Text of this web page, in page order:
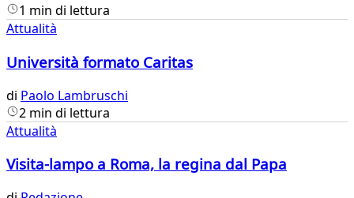
1 min di lettura
Attualità
Università formato Caritas
di Paolo Lambruschi
2 min di lettura
Attualità
Visita-lampo a Roma, la regina dal Papa